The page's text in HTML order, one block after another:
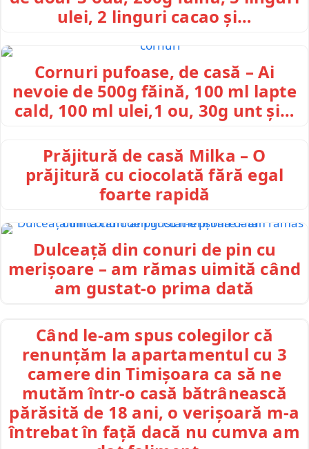
ulei, 2 linguri cacao și…
Cornuri pufoase, de casă – Ai
nevoie de 500g făină, 100 ml lapte
cald, 100 ml ulei,1 ou, 30g unt și…
Prăjitură de casă Milka – O
prăjitură cu ciocolată fără egal
foarte rapidă
Dulceață din conuri de pin cu
merișoare – am rămas uimită când
am gustat-o prima dată
Când le-am spus colegilor că
renunțăm la apartamentul cu 3
camere din Timișoara ca să ne
mutăm într-o casă bătrânească
părăsită de 18 ani, o verișoară m-a
întrebat în față dacă nu cumva am